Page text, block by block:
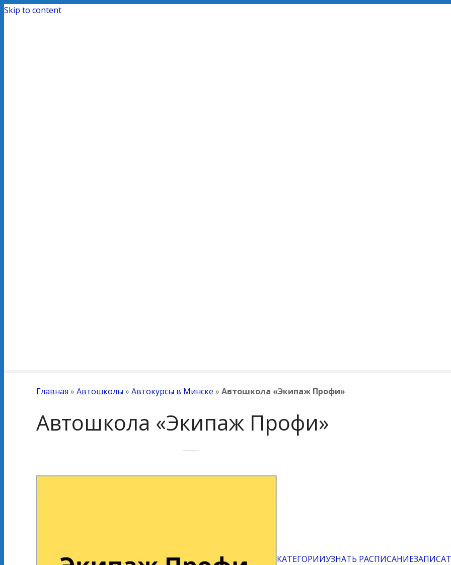
Skip to content
Главная » Автошколы » Автокурсы в Минске » Автошкола «Экипаж Профи»
Автошкола «Экипаж Профи»
КАТЕГОРИИУЗНАТЬ РАСПИСАНИЕ